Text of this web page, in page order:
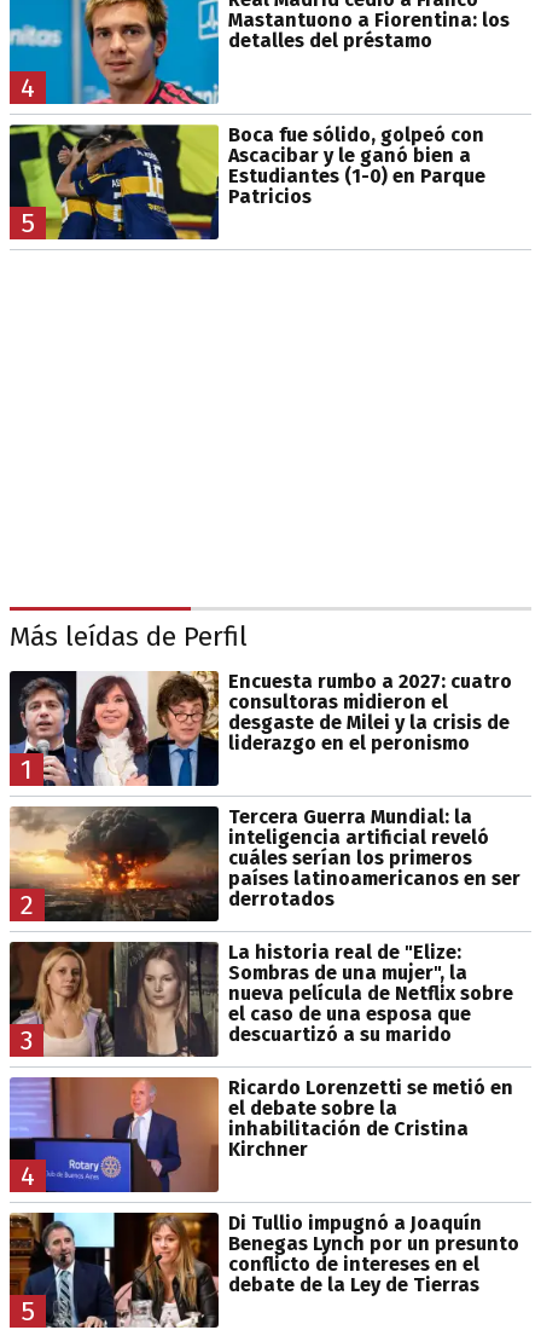
4
Mastantuono a Fiorentina: los
detalles del préstamo
5
Boca fue sólido, golpeó con
Ascacibar y le ganó bien a
Estudiantes (1-0) en Parque
Patricios
Más leídas de Perfil
1
Encuesta rumbo a 2027: cuatro
consultoras midieron el
desgaste de Milei y la crisis de
liderazgo en el peronismo
2
Tercera Guerra Mundial: la
inteligencia artificial reveló
cuáles serían los primeros
países latinoamericanos en ser
derrotados
3
La historia real de "Elize:
Sombras de una mujer", la
nueva película de Netflix sobre
el caso de una esposa que
descuartizó a su marido
4
Ricardo Lorenzetti se metió en
el debate sobre la
inhabilitación de Cristina
Kirchner
5
Di Tullio impugnó a Joaquín
Benegas Lynch por un presunto
conflicto de intereses en el
debate de la Ley de Tierras